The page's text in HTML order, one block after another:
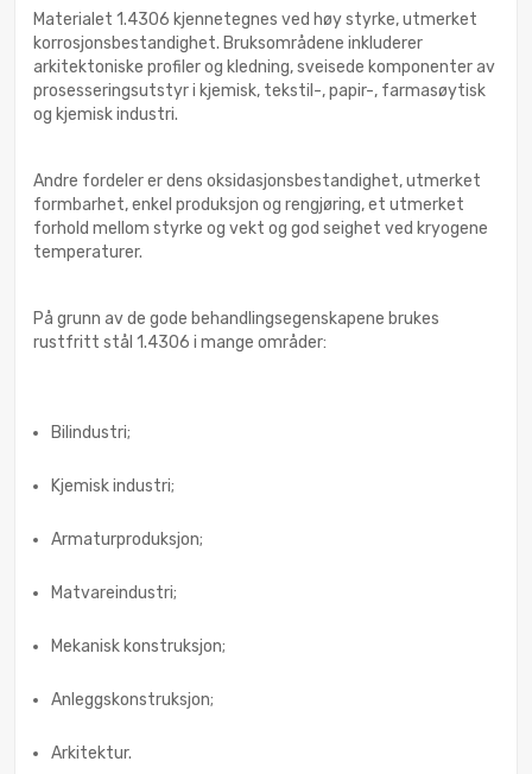
Materialet 1.4306 kjennetegnes ved høy styrke, utmerket
korrosjonsbestandighet. Bruksområdene inkluderer
arkitektoniske profiler og kledning, sveisede komponenter av
prosesseringsutstyr i kjemisk, tekstil-, papir-, farmasøytisk
og kjemisk industri.
Andre fordeler er dens oksidasjonsbestandighet, utmerket
formbarhet, enkel produksjon og rengjøring, et utmerket
forhold mellom styrke og vekt og god seighet ved kryogene
temperaturer.
På grunn av de gode behandlingsegenskapene brukes
rustfritt stål 1.4306 i mange områder:
Bilindustri;
Kjemisk industri;
Armaturproduksjon;
Matvareindustri;
Mekanisk konstruksjon;
Anleggskonstruksjon;
Arkitektur.